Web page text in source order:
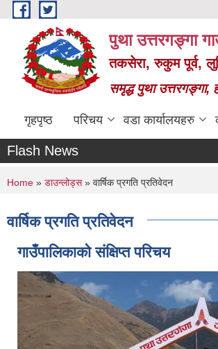
Skip to main content
पुथा उत्तरगङ्गा
तकसेरा, रुकुम पूर्व,
समृद्ध पुथा
गृहपृष्ठ परिचय वडा कार्यालयहरु
Flash News
You are here
Home » डाउन्लोड्स» वार्षिक प्रगति प्रतिवेदन
वार्षिक प्रगति प्रतिवेदन
गाउँपालिकाको संक्षिप्त परिचय